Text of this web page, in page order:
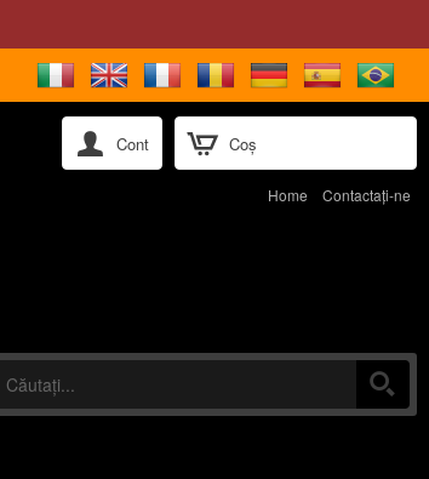
Coș
Cont
Home Contactaţi-ne